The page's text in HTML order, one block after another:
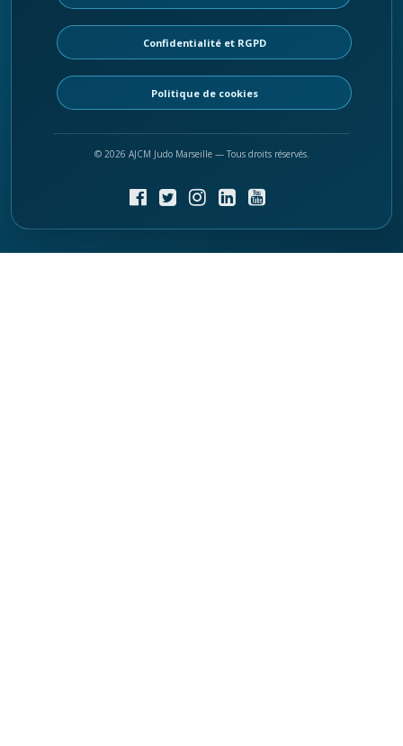
Confidentialité et RGPD
Politique de cookies
© 2026 AJCM Judo Marseille — Tous droits réservés.